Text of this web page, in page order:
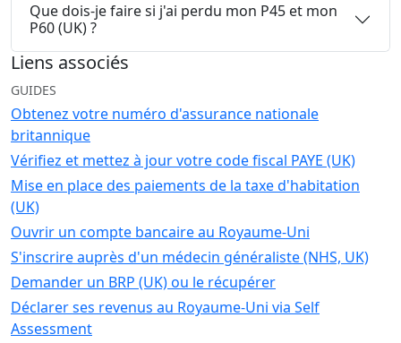
Que dois-je faire si j'ai perdu mon P45 et mon
P60 (UK) ?
Liens associés
GUIDES
Obtenez votre numéro d'assurance nationale
britannique
Vérifiez et mettez à jour votre code fiscal PAYE (UK)
Mise en place des paiements de la taxe d'habitation
(UK)
Ouvrir un compte bancaire au Royaume-Uni
S'inscrire auprès d'un médecin généraliste (NHS, UK)
Demander un BRP (UK) ou le récupérer
Déclarer ses revenus au Royaume-Uni via Self
Assessment